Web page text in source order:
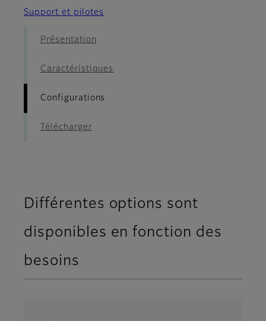
Support et pilotes
Présentation
Caractéristiques
Configurations
Télécharger
Différentes options sont
disponibles en fonction des
besoins